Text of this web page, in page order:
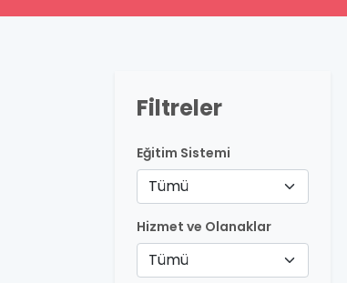
Filtreler
Eğitim Sistemi
Tümü
Hizmet ve Olanaklar
Tümü